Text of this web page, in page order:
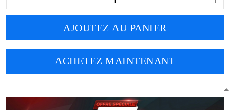
AJOUTEZ AU PANIER
ACHETEZ MAINTENANT